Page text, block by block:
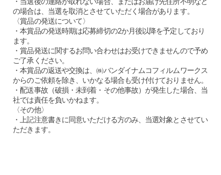
の場合は、当選を取消とさせていただく場合があります。
〈賞品の発送について〉
・本賞品の発送時期は応募締切の2か月後以降を予定しており
ます。
・賞品発送に関するお問い合わせはお受けできませんので予め
ご了承ください。
・本賞品の返送や交換は、㈱バンダイナムコフィルムワークス
からのご依頼を除き、いかなる場合も受け付けておりません。
・配送事故（破損・未到着・その他事故）が発生した場合、当
社では責任を負いかねます。
〈その他〉
・上記注意書きに同意いただける方のみ、当選対象とさせてい
ただきます。